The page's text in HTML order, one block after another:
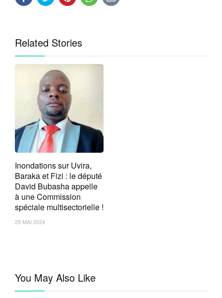
Related Stories
Inondations sur Uvira,
Baraka et Fizi : le député
David Bubasha appelle
à une Commission
spéciale multisectorielle !
25 MAI 2024
You May Also Like